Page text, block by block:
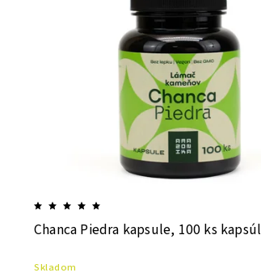
Chanca Piedra kapsule, 100 ks kapsúl
Skladom